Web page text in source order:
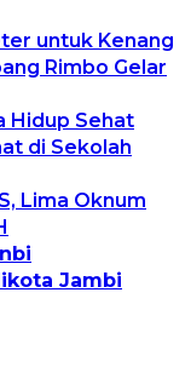
untuk Kenang
Rimbo Gelar
Hidup Sehat
di Sekolah
Lima Oknum
Jambi